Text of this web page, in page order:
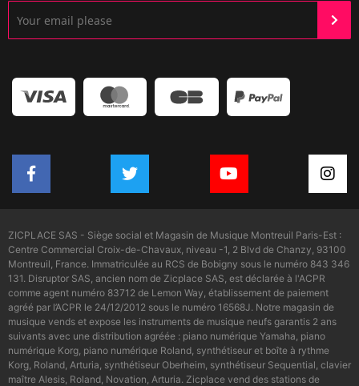
ZICPLACE SAS - Siège social et Magasin de Musique Montreuil Paris-Est :
Centre Commercial Croix-de-Chavaux, niveau -1, 2 Blvd de Chanzy, 93100
Montreuil, France. Immatriculée au RCS de Bobigny sous le numéro 843 346
131. Disruptor SAS, ancien nom de Zicplace SAS, est déclarée à l'ACPR
comme agent numéro 83712 de Lemon Way, établissement de paiement
agréé par l’ACPR le 24/12/2012 sous le numéro 16568J. Notre magasin de
musique vends et expose les instruments de musique neufs garantis 2 ans
suivants avec une distribution agréée : piano numérique Yamaha, piano
numérique Korg, piano numérique Roland, synthétiseur et boîte à rythme
Korg, Roland, Arturia, synthétiseur Oberheim, synthétiseur Sequential, clavier
maître Alesis, Roland, Novation, Arturia. Zicplace vend des stations de